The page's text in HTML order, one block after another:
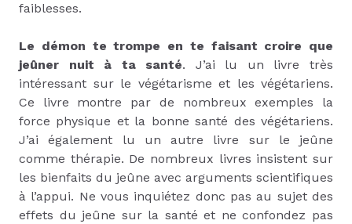
faiblesses.
Le démon te trompe en te faisant croire que
jeûner nuit à ta santé. J’ai lu un livre très
intéressant sur le végétarisme et les végétariens.
Ce livre montre par de nombreux exemples la
force physique et la bonne santé des végétariens.
J’ai également lu un autre livre sur le jeûne
comme thérapie. De nombreux livres insistent sur
les bienfaits du jeûne avec arguments scientifiques
à l’appui. Ne vous inquiétez donc pas au sujet des
effets du jeûne sur la santé et ne confondez pas